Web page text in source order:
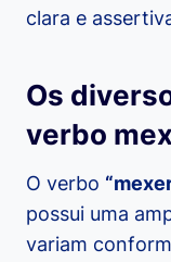
clara e
Os
verbo
O verbo
possui uma
variam